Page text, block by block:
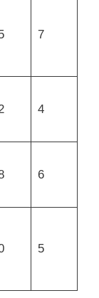
7
4
6
5